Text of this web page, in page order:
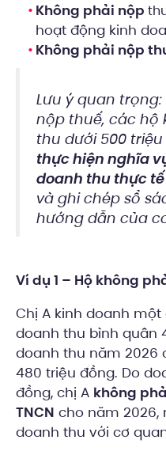
Không phải nộp
hoạt động kinh
Không phải nộp
Lưu ý quan
nộp thuế, các hộ
thu dưới 500
thực hiện nghĩa
doanh thu thực
và ghi chép sổ
hướng dẫn của
Ví dụ 1 – Hộ không
Chị A kinh doanh
doanh thu bình quân
doanh thu năm 2026
480 triệu đồng. Do
đồng, chị A không
TNCN cho năm 2026,
doanh thu với cơ